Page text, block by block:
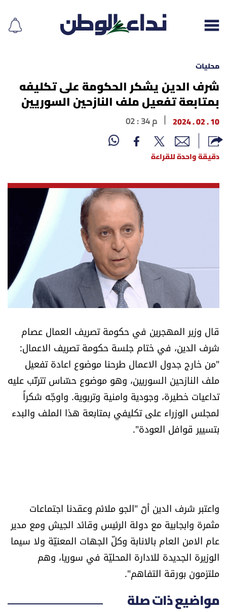
إقرأ الجريدة
لبنان
الغلاف
نداء اليوم
متفرقات
نداء القرّاء
كتّابنا
تحت المجهر
آراء
اقتصاد
ثقافة وفنون
فصل من كتاب
اقرأ تضحك
محليات
شرف الدين يشكر الحكومة على تكليفه
بمتابعة تفعيل ملف النازحين السوريين
10 . 02 . 2024 02 : 34 م
دقيقة واحدة للقراءة
قال وزير المهجرين في حكومة تصريف العمال عصام
شرف الدين، في ختام جلسة حكومة تصريف الاعمال:
"من خارج جدول الاعمال طرحنا موضوع اعادة تفعيل
ملف النازحين السوريين، وهو موضوع حسّاس تترتّب عليه
تداعيات خطيرة، وجودية وامنية وتربوية. واوجّه شكراً
لمجلس الوزراء على تكليفي بمتابعة هذا الملف والبدء
بتسيير قوافل العودة".
واعتبر شرف الدين أنّ "الجو ملائم وعقدنا اجتماعات
مثمرة وابجابية مع دولة الرئيس وقائد الجيش ومع مدير
عام الامن العام بالانابة وكلّ الجهات المعنيّة ولا سيما
الوزيرة الجديدة للادارة المحليّة في سوريا، وهم
ملتزمون بورقة التفاهم".
مواضيع ذات صلة